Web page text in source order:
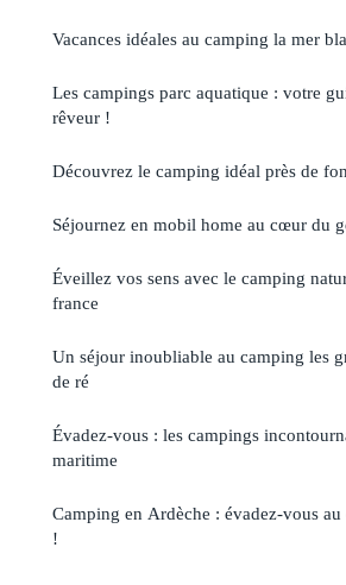
Vacances idéales au camping la mer
Les campings parc aquatique : votre
rêveur !
Découvrez le camping idéal près de
Séjournez en mobil home au cœur du
Éveillez vos sens avec le camping
france
Un séjour inoubliable au camping les
de ré
Évadez-vous : les campings
maritime
Camping en Ardèche : évadez-vous
!